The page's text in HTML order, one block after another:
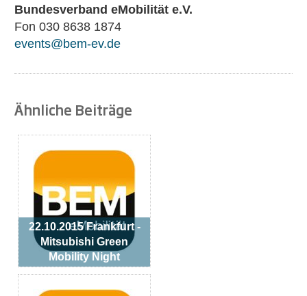
Bundesverband eMobilität e.V.
Fon 030 8638 1874
events@bem-ev.de
Ähnliche Beiträge
22.10.2015 Frankfurt -
Mitsubishi Green
Mobility Night